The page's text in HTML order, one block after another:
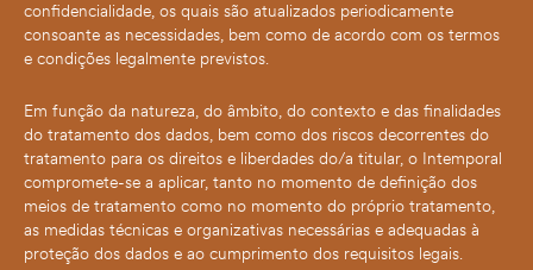
confidencialidade, os quais são atualizados periodicamente
consoante as necessidades, bem como de acordo com os termos
e condições legalmente previstos.
Em função da natureza, do âmbito, do contexto e das finalidades
do tratamento dos dados, bem como dos riscos decorrentes do
tratamento para os direitos e liberdades do/a titular, o Intemporal
compromete-se a aplicar, tanto no momento de definição dos
meios de tratamento como no momento do próprio tratamento,
as medidas técnicas e organizativas necessárias e adequadas à
proteção dos dados e ao cumprimento dos requisitos legais.